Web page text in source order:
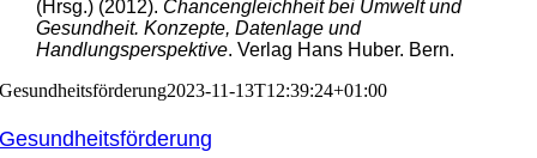
(Hrsg.) (2012). Chancengleichheit bei Umwelt und
Gesundheit. Konzepte, Datenlage und
Handlungsperspektive. Verlag Hans Huber. Bern.
Gesundheitsförderung2023-11-13T12:39:24+01:00
Gesundheitsförderung